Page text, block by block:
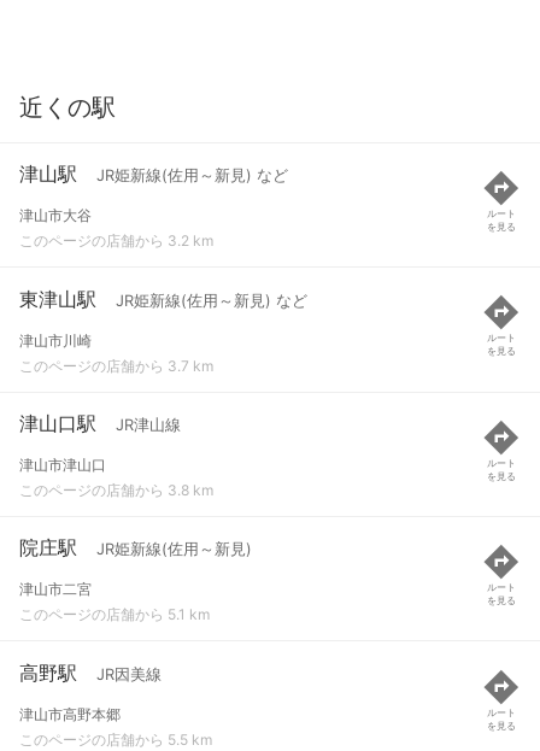
近くの駅
津山駅 JR姫新線(佐用～新見) など
津山市大谷
このページの店舗から 3.2 km
ルート
を見る
東津山駅 JR姫新線(佐用～新見) など
津山市川崎
このページの店舗から 3.7 km
ルート
を見る
津山口駅 JR津山線
津山市津山口
このページの店舗から 3.8 km
ルート
を見る
院庄駅 JR姫新線(佐用～新見)
津山市二宮
このページの店舗から 5.1 km
ルート
を見る
高野駅 JR因美線
津山市高野本郷
このページの店舗から 5.5 km
ルート
を見る